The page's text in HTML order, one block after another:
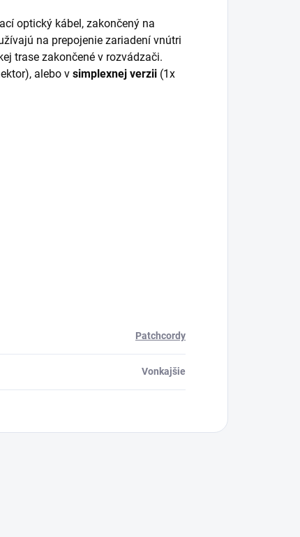
optický kábel, zakončený na
na prepojenie zariadení vnútri
trase zakončené v rozvádzači.
alebo v simplexnej verzii (1x
Patchcordy
Vonkajšie